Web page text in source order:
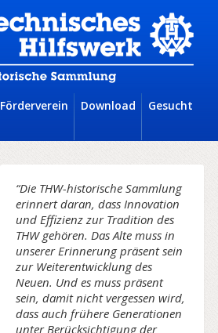
Förderverein Download Gesucht
“Die THW-historische Sammlung
erinnert daran, dass Innovation
und Effizienz zur Tradition des
THW gehören. Das Alte muss in
unserer Erinnerung präsent sein
zur Weiterentwicklung des
Neuen. Und es muss präsent
sein, damit nicht vergessen wird,
dass auch frühere Generationen
unter Berücksichtigung der